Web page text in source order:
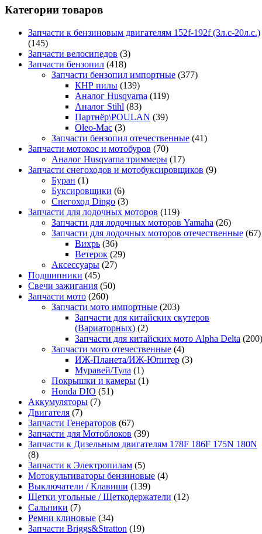
Категории товаров
Запчасти к бензиновым двигателям 152f-192f (3л.с-20л.с.)
(145)
Запчасти велосипедов (3)
Запчасти бензопил (418)
Запчасти бензопил импортные (377)
КНР пилы (139)
Аналог Husqvarna (119)
Аналог Stihl (83)
Партнёр\POULAN (39)
Oleo-Mac (3)
Запчасти бензопил отечественные (41)
Запчасти мотокос и мотобуров (70)
Аналог Husqvarna триммеры (17)
Запчасти снегоходов и мотобуксировщиков (9)
Буран (1)
Буксировщики (6)
Снегоход Dingo (3)
Запчасти для лодочных моторов (119)
Запчасти для лодочных моторов Yamaha (26)
Запчасти для лодочных моторов отечественные (67)
Вихрь (36)
Ветерок (29)
Аксессуары (27)
Подшипники (45)
Свечи зажигания (50)
Запчасти мото (260)
Запчасти мото импортные (203)
Запчасти для китайских скутеров
(Вариаторных) (2)
Запчасти для китайских мото Alpha Delta (200)
Запчасти мото отечественные (4)
ИЖ-Планета/ИЖ-Юпитер (3)
Муравей/Тула (1)
Покрышки и камеры (1)
Honda DIO (51)
Аккумуляторы (7)
Двигателя (7)
Запчасти Генераторов (67)
Запчасти для Мотоблоков (39)
Запчасти к Дизельным двигателям 178F 186F 175N 180N
(8)
Запчасти к Электропилам (5)
Мотокультиваторы бензиновые (4)
Выключатели / Клавиши (139)
Щетки угольные / Щеткодержатели (12)
Сальники (7)
Ремни клиновые (34)
Запчасти Briggs&Stratton (19)